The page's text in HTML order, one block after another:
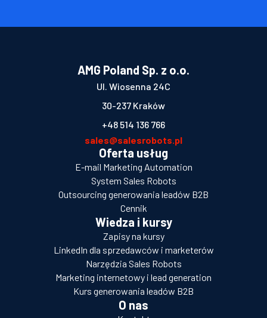
AMG Poland Sp. z o.o.
Ul. Wiosenna 24C
30-237 Kraków
+48 514 136 766
sales@salesrobots.pl
Oferta usług
E-mail Marketing Automation
System Sales Robots
Outsourcing generowania leadów B2B
Cennik
Wiedza i kursy
Zapisy na kursy
LinkedIn dla sprzedawców i marketerów
Narzędzia Sales Robots
Marketing internetowy i lead generation
Kurs generowania leadów B2B
O nas